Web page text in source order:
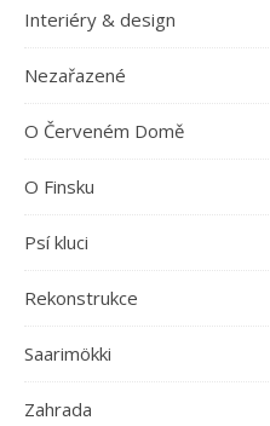
Interiéry & design
Nezařazené
O Červeném Domě
O Finsku
Psí kluci
Rekonstrukce
Saarimökki
Zahrada